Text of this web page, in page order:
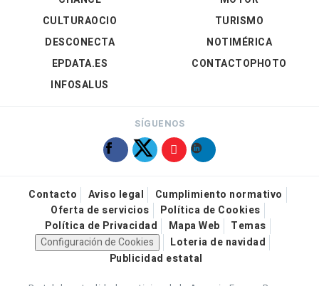
CULTURAOCIO
DESCONECTA
EPDATA.ES
INFOSALUS
TURISMO
NOTIMÉRICA
CONTACTOPHOTO
SÍGUENOS
Contacto Aviso legal
Cumplimiento normativo
Oferta de servicios
Política de Cookies
Política de Privacidad
Mapa Web
Temas
Configuración de Cookies
Loteria de navidad
Publicidad estatal